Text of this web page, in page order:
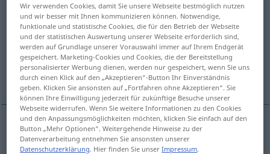
Knopfm <-(e)s;Knöpfe>
Übersicht aller Übersetzungen
(Für mehr Details die Übersetzung anklicken/antippen)
dugme
dugme Knopf
Wir verwenden Cookies, damit Sie unsere Webseite bestmöglich nutzen
und wir besser mit Ihnen kommunizieren können. Notwendige,
funktionale und statistische Cookies, die für den Betrieb der Webseite
und der statistischen Auswertung unserer Webseite erforderlich sind,
werden auf Grundlage unserer Vorauswahl immer auf Ihrem Endgerät
gespeichert. Marketing-Cookies und Cookies, die der Bereitstellung
personalisierter Werbung dienen, werden nur gespeichert, wenn Sie uns
durch einen Klick auf den „Akzeptieren“-Button Ihr Einverständnis
geben. Klicken Sie ansonsten auf „Fortfahren ohne Akzeptieren“. Sie
können Ihre Einwilligung jederzeit für zukünftige Besuche unserer
Webseite widerrufen. Wenn Sie weitere Informationen zu den Cookies
und den Anpassungsmöglichkeiten möchten, klicken Sie einfach auf den
Button „Mehr Optionen“. Weitergehende Hinweise zu der
Datenverarbeitung entnehmen Sie ansonsten unserer
Datenschutzerklärung. Hier finden Sie unserImpressum.